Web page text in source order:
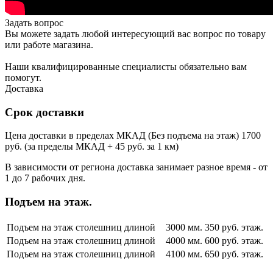
Задать вопрос
Вы можете задать любой интересующий вас вопрос по товару
или работе магазина.
Наши квалифицированные специалисты обязательно вам
помогут.
Доставка
Срок доставки
Цена доставки в пределах МКАД (Без подъема на этаж) 1700
руб. (за пределы МКАД + 45 руб. за 1 км)
В зависимости от региона доставка занимает разное время - от
1 до 7 рабочих дня.
Подъем на этаж.
Подъем на этаж столешниц длиной 3000 мм. 350 руб. этаж.
Подъем на этаж столешниц длиной
4000 мм. 600 руб. этаж.
Подъем на этаж столешниц длиной
4100 мм. 650 руб. этаж.